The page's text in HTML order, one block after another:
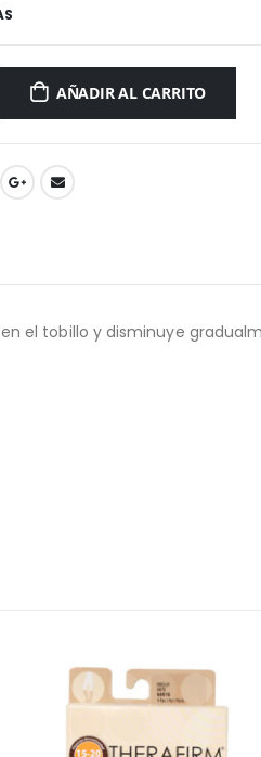
AÑADIR AL CARRITO
el tobillo y disminuye